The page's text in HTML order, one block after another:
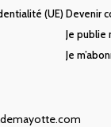
(UE) Devenir
Je publie
Je